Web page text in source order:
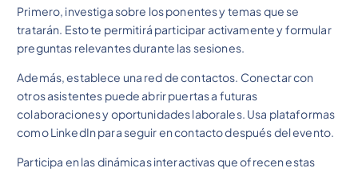
Primero, investiga sobre los ponentes y temas que se
tratarán. Esto te permitirá participar activamente y formular
preguntas relevantes durante las sesiones.
Además, establece una red de contactos. Conectar con
otros asistentes puede abrir puertas a futuras
colaboraciones y oportunidades laborales. Usa plataformas
como LinkedIn para seguir en contacto después del evento.
Participa en las dinámicas interactivas que ofrecen estas